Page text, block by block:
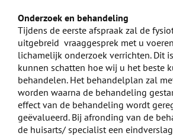
Onderzoek en behandeling
Tijdens de eerste afspraak zal de
uitgebreid vraaggesprek met u
lichamelijk onderzoek verrichten. Dit
kunnen schatten hoe wij u het beste
behandelen. Het behandelplan zal
worden waarna de behandeling
effect van de behandeling wordt
geëvalueerd. Bij afronding van de
de huisarts/ specialist een